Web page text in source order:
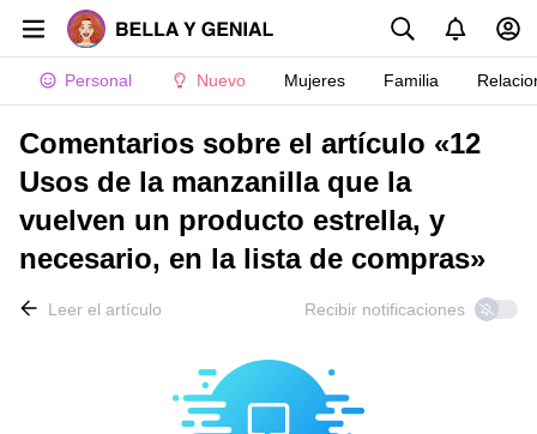
Personal Nuevo Mujeres Familia
Comentarios sobre el artículo «12
Usos de la manzanilla que la
vuelven un producto estrella, y
necesario, en la lista de compras»
Leer el artículo Recibir notificaciones